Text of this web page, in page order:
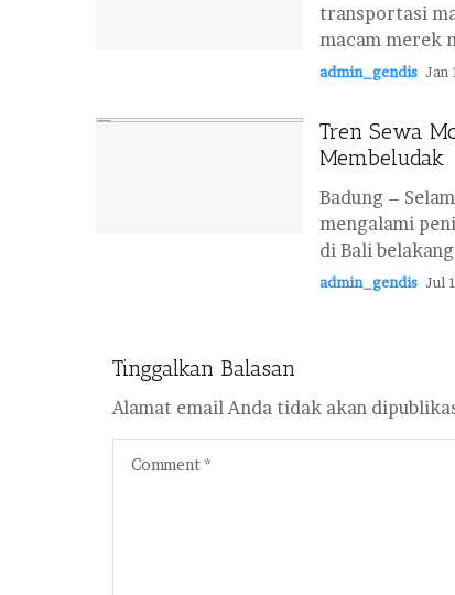
transportasi
macam merek
admin_gendis Jan
Tren Sewa
Membeludak
Badung –
mengalami
di Bali
admin_gendis Jul
Tinggalkan Balasan
Alamat email Anda tidak akan